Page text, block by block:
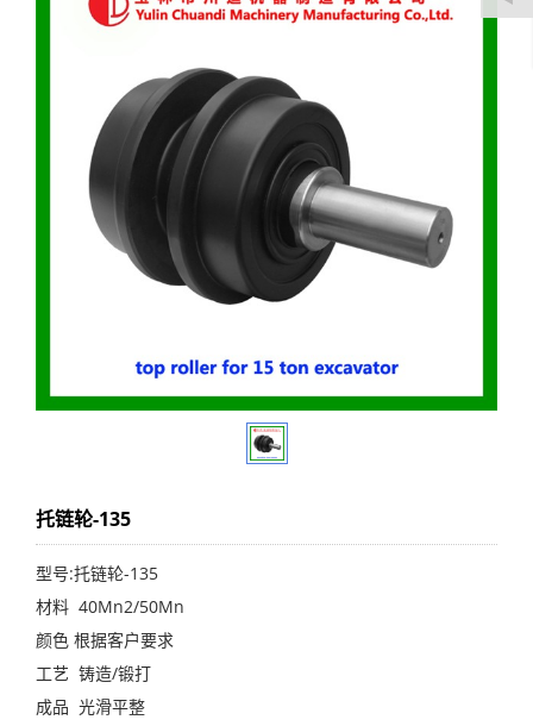
托链轮-135
型号:托链轮-135
材料 40Mn2/50Mn
颜色 根据客户要求
工艺 铸造/锻打
成品 光滑平整